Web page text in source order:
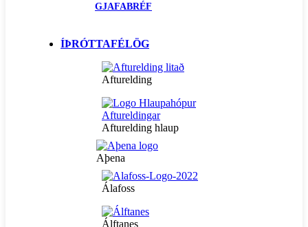
GJAFABRÉF
ÍÞRÓTTAFÉLÖG
Afturelding
Afturelding hlaup
Aþena
Álafoss
Álftanes